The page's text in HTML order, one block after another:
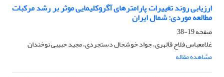
ارزیابی روند تغییرات پارامترهای آگروکلیمایی موثر بر رشد مرکبات
مطالعه موردی: شمال ایران
صفحه19-38
غلامعباس فلاح قالهری، جواد خوشحال دستجردی، مجید حبیبی نوخندان
مشاهده مقاله